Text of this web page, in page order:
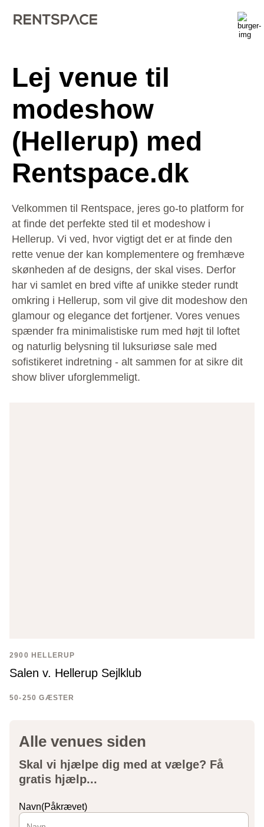
Lej venue til
modeshow
(Hellerup) med
Rentspace.dk
Velkommen til Rentspace, jeres go-to platform for
at finde det perfekte sted til et modeshow i
Hellerup. Vi ved, hvor vigtigt det er at finde den
rette venue der kan komplementere og fremhæve
skønheden af de designs, der skal vises. Derfor
har vi samlet en bred vifte af unikke steder rundt
omkring i Hellerup, som vil give dit modeshow den
glamour og elegance det fortjener. Vores venues
spænder fra minimalistiske rum med højt til loftet
og naturlig belysning til luksuriøse sale med
sofistikeret indretning - alt sammen for at sikre dit
show bliver uforglemmeligt.
2900 HELLERUP
Salen v. Hellerup Sejlklub
50-250 GÆSTER
Alle venues siden
Skal vi hjælpe dig med at vælge? Få
gratis hjælp...
Navn(Påkrævet)